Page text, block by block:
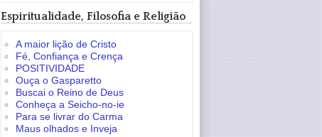
Espiritualidade, Filosofia e Religião
A maior lição de Cristo
Fé, Confiança e Crença
POSITIVIDADE
Ouça o Gasparetto
Buscai o Reino de Deus
Conheça a Seicho-no-ie
Para se livrar do Carma
Maus olhados e Inveja